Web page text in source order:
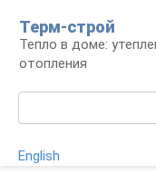
контенту
Терм-строй
Тепло в доме:
отопления
English